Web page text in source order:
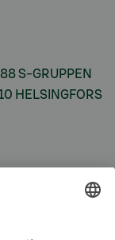
S-GRUPPEN
HELSINGFORS